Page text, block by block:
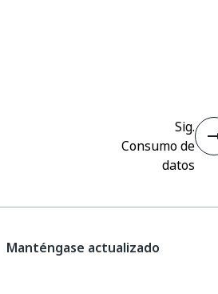
Sig.
Consumo de
datos
Manténgase actualizado